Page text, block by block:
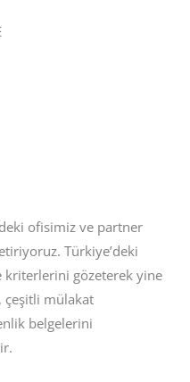
ofisimiz ve partner
Türkiye’deki
kriterlerini gözeterek yine
çeşitli mülakat
belgelerini